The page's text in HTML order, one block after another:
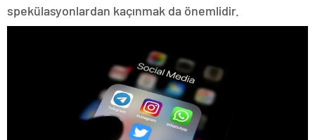
spekülasyonlardan kaçınmak da önemlidir.